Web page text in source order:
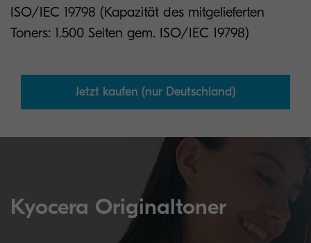
ISO/IEC 19798 (Kapazität des mitgelieferten
Toners: 1.500 Seiten gem. ISO/IEC 19798)
Jetzt kaufen (nur Deutschland)
Kyocera Originaltoner